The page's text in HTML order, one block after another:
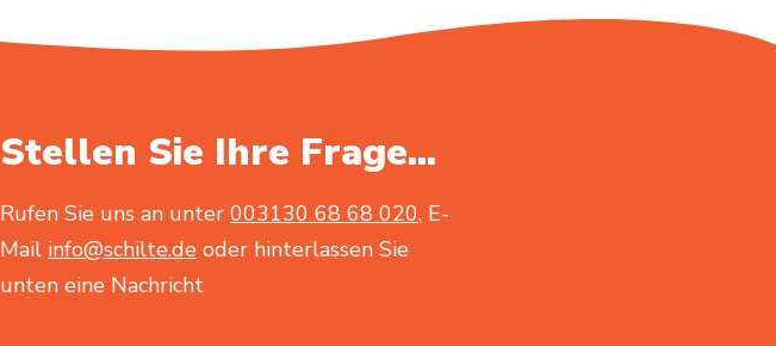
Stellen Sie Ihre Frage...
Rufen Sie uns an unter 003130 68 68 020, E-
Mail info@schilte.deoder hinterlassen Sie
unten eine Nachricht